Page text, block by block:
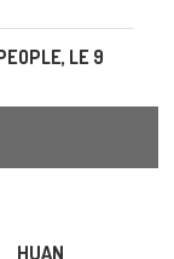
LE 9
HUAN